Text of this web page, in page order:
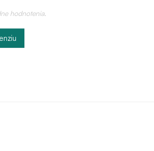
hodnotenia.